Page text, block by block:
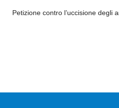
Petizione contro l’uccisione degli